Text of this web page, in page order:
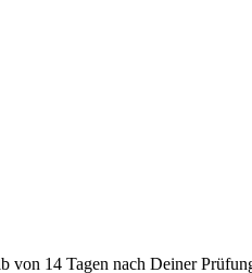
14 Tagen nach Deiner